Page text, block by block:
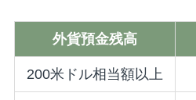
外貨預金残高
200米ドル相当額以上